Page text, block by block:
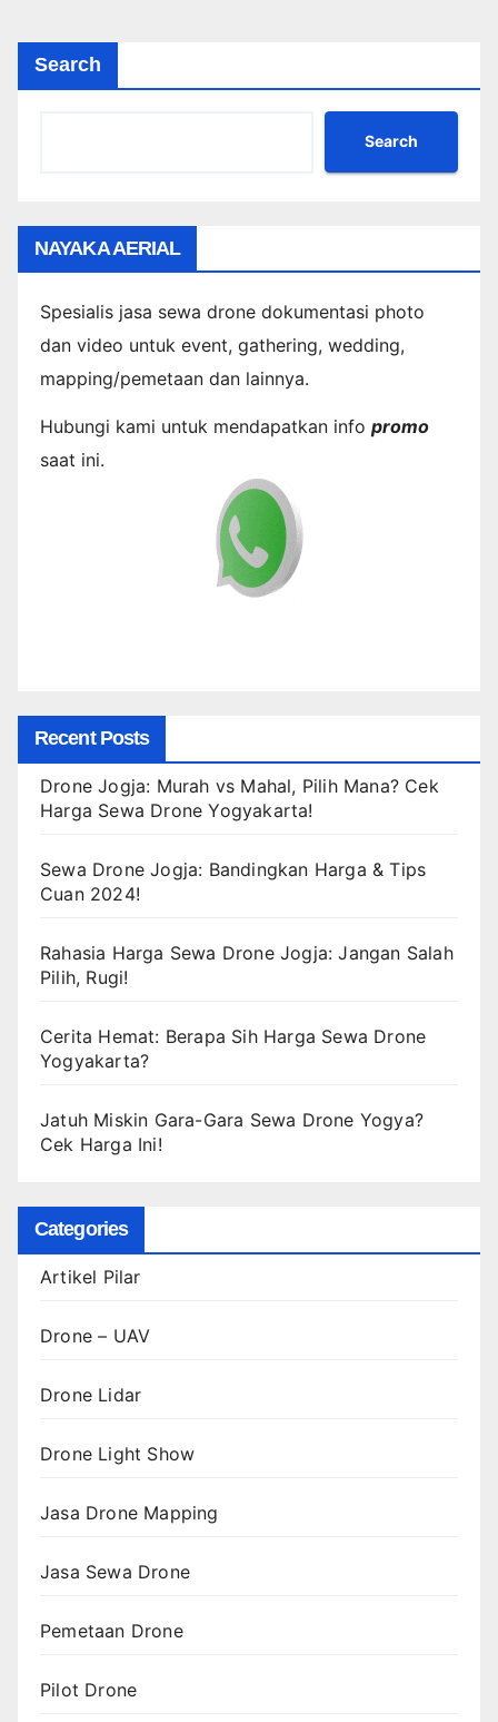
Search
Search
NAYAKA AERIAL
Spesialis jasa sewa drone dokumentasi photo
dan video untuk event, gathering, wedding,
mapping/pemetaan dan lainnya.
Hubungi kami untuk mendapatkan info promo
saat ini.
Recent Posts
Drone Jogja: Murah vs Mahal, Pilih Mana? Cek
Harga Sewa Drone Yogyakarta!
Sewa Drone Jogja: Bandingkan Harga & Tips
Cuan 2024!
Rahasia Harga Sewa Drone Jogja: Jangan Salah
Pilih, Rugi!
Cerita Hemat: Berapa Sih Harga Sewa Drone
Yogyakarta?
Jatuh Miskin Gara-Gara Sewa Drone Yogya?
Cek Harga Ini!
Categories
Artikel Pilar
Drone – UAV
Drone Lidar
Drone Light Show
Jasa Drone Mapping
Jasa Sewa Drone
Pemetaan Drone
Pilot Drone